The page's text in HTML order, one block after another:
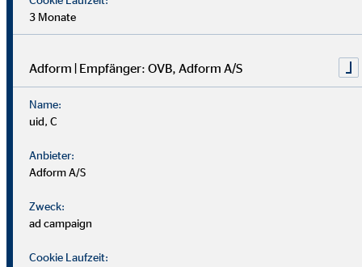
Lothar Niestegge
Generalagent für die OVB
Steverstr. 28
48301 Nottuln
+49 2509 9936491
lniestegge@ovb.de
3 Monate
Adform | Empfänger: OVB, Adform A/S
Name:
uid, C
Anbieter:
Adform A/S
Zweck:
ad campaign
Cookie Laufzeit: